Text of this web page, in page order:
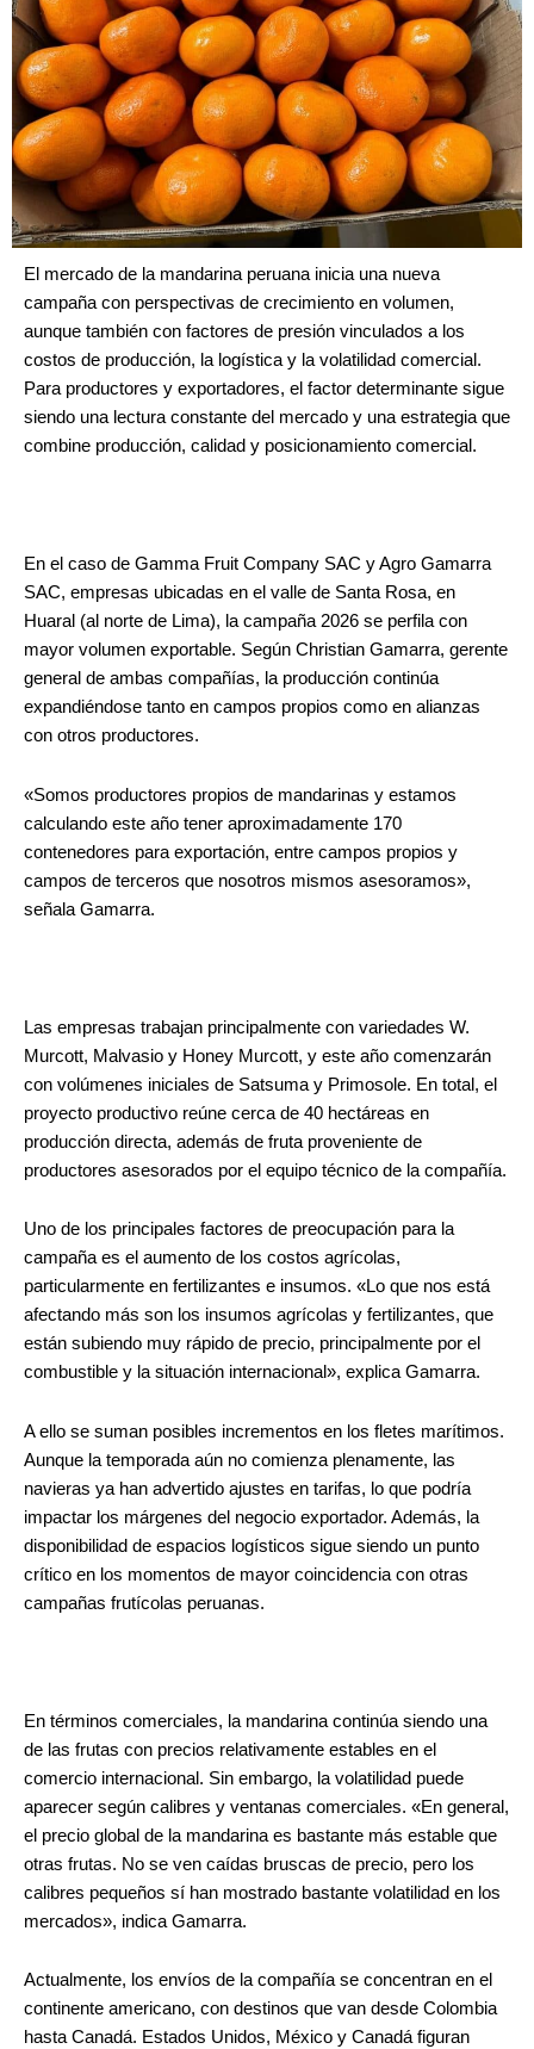
El mercado de la mandarina peruana inicia una nueva
campaña con perspectivas de crecimiento en volumen,
aunque también con factores de presión vinculados a los
costos de producción, la logística y la volatilidad comercial.
Para productores y exportadores, el factor determinante sigue
siendo una lectura constante del mercado y una estrategia que
combine producción, calidad y posicionamiento comercial.
En el caso de Gamma Fruit Company SAC y Agro Gamarra
SAC, empresas ubicadas en el valle de Santa Rosa, en
Huaral (al norte de Lima), la campaña 2026 se perfila con
mayor volumen exportable. Según Christian Gamarra, gerente
general de ambas compañías, la producción continúa
expandiéndose tanto en campos propios como en alianzas
con otros productores.
«Somos productores propios de mandarinas y estamos
calculando este año tener aproximadamente 170
contenedores para exportación, entre campos propios y
campos de terceros que nosotros mismos asesoramos»,
señala Gamarra.
Las empresas trabajan principalmente con variedades W.
Murcott, Malvasio y Honey Murcott, y este año comenzarán
con volúmenes iniciales de Satsuma y Primosole. En total, el
proyecto productivo reúne cerca de 40 hectáreas en
producción directa, además de fruta proveniente de
productores asesorados por el equipo técnico de la compañía.
Uno de los principales factores de preocupación para la
campaña es el aumento de los costos agrícolas,
particularmente en fertilizantes e insumos. «Lo que nos está
afectando más son los insumos agrícolas y fertilizantes, que
están subiendo muy rápido de precio, principalmente por el
combustible y la situación internacional», explica Gamarra.
A ello se suman posibles incrementos en los fletes marítimos.
Aunque la temporada aún no comienza plenamente, las
navieras ya han advertido ajustes en tarifas, lo que podría
impactar los márgenes del negocio exportador. Además, la
disponibilidad de espacios logísticos sigue siendo un punto
crítico en los momentos de mayor coincidencia con otras
campañas frutícolas peruanas.
En términos comerciales, la mandarina continúa siendo una
de las frutas con precios relativamente estables en el
comercio internacional. Sin embargo, la volatilidad puede
aparecer según calibres y ventanas comerciales. «En general,
el precio global de la mandarina es bastante más estable que
otras frutas. No se ven caídas bruscas de precio, pero los
calibres pequeños sí han mostrado bastante volatilidad en los
mercados», indica Gamarra.
Actualmente, los envíos de la compañía se concentran en el
continente americano, con destinos que van desde Colombia
hasta Canadá. Estados Unidos, México y Canadá figuran